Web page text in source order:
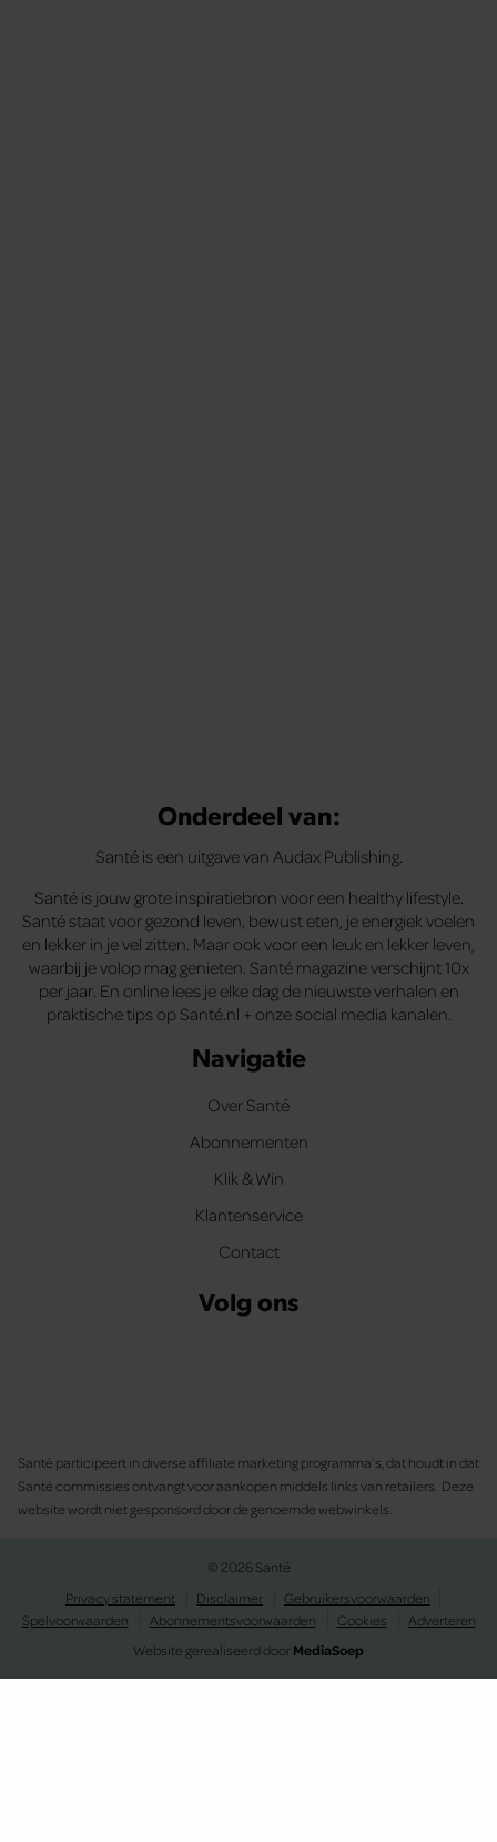
Onderdeel van:
Santé is een uitgave van Audax Publishing.
Santé is jouw grote inspiratiebron voor een healthy lifestyle.
Santé staat voor gezond leven, bewust eten, je energiek voelen
en lekker in je vel zitten. Maar ook voor een leuk en lekker leven,
waarbij je volop mag genieten. Santé magazine verschijnt 10x
per jaar. En online lees je elke dag de nieuwste verhalen en
praktische tips op Santé.nl + onze social media kanalen.
Navigatie
Over Santé
Abonnementen
Klik & Win
Klantenservice
Contact
Volg ons
Santé participeert in diverse affiliate marketing programma’s, dat houdt in dat
Santé commissies ontvangt voor aankopen middels links van retailers. Deze
website wordt niet gesponsord door de genoemde webwinkels.
© 2026 Santé
Privacy statement
Disclaimer
Gebruikersvoorwaarden
Spelvoorwaarden
Abonnementsvoorwaarden Cookies
Adverteren
Website gerealiseerd doorMediaSoep